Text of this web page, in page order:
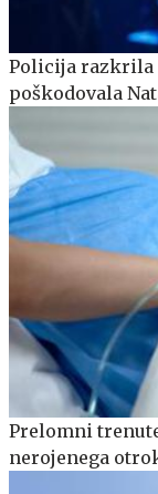
Policija razkrila
poškodovala
Prelomni
nerojenega